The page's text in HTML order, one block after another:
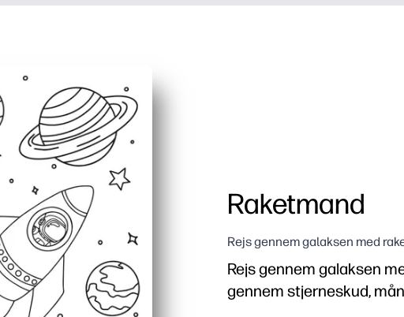
Raketmand
Rejs gennem galaksen med
Rejs gennem galaksen
gennem stjerneskud,